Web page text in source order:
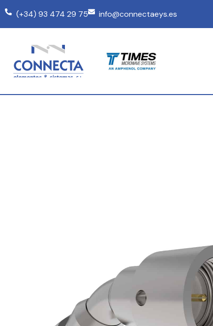
(+34) 93 474 29 75 info@connectaeys.es